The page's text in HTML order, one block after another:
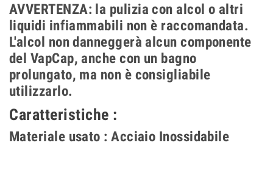
AVVERTENZA: la pulizia con alcol o altri
liquidi infiammabili non è raccomandata.
L'alcol non danneggerà alcun componente
del VapCap, anche con un bagno
prolungato, ma non è consigliabile
utilizzarlo.
Caratteristiche :
Materiale usato : Acciaio Inossidabile